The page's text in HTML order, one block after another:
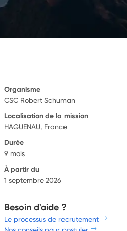
Organisme
CSC Robert Schuman
Localisation de la mission
HAGUENAU, France
Durée
9 mois
À partir du
1 septembre 2026
Besoin d'aide ?
Le processus de recrutement